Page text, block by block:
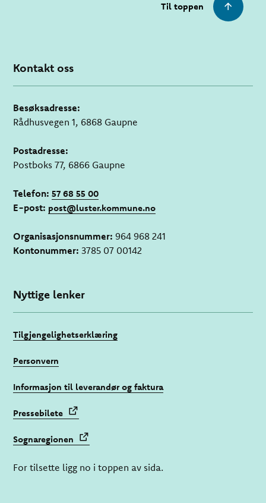
Til toppen
Kontakt oss
Besøksadresse:
Rådhusvegen 1, 6868 Gaupne
Postadresse:
Postboks 77, 6866 Gaupne
Telefon: 57 68 55 00
E-post: post@luster.kommune.no
Organisasjonsnummer: 964 968 241
Kontonummer: 3785 07 00142
Nyttige lenker
Tilgjengelighetserklæring
Personvern
Informasjon til leverandør og faktura
Pressebilete
Sognaregionen
For tilsette ligg no i toppen av sida.